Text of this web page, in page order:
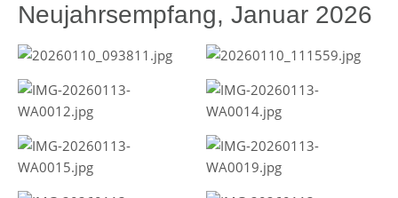
Neujahrsempfang, Januar 2026